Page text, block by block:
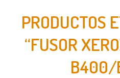
PRODUCTOS
“FUSOR
B400/